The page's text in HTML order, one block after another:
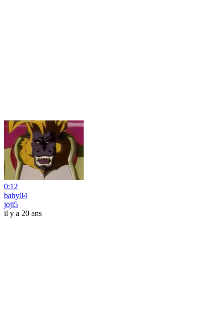
0:12
baby04
joji5
il y a 20 ans